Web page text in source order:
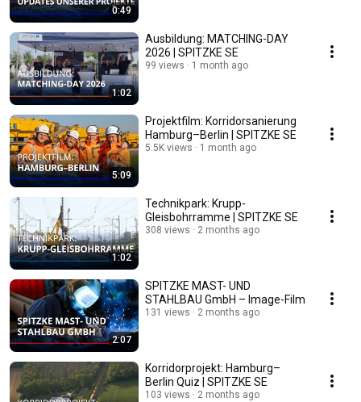
0:49
1:02
Ausbildung: MATCHING-DAY
2026 | SPITZKE SE
99 views 1 month ago
5:09
Projektfilm: Korridorsanierung
Hamburg–Berlin | SPITZKE SE
5.5K views 1 month ago
1:02
Technikpark: Krupp-
Gleisbohrramme | SPITZKE SE
308 views 2 months ago
2:07
SPITZKE MAST- UND
STAHLBAU GmbH – Image-Film
131 views 2 months ago
Korridorprojekt: Hamburg–
Berlin Quiz | SPITZKE SE
103 views 2 months ago